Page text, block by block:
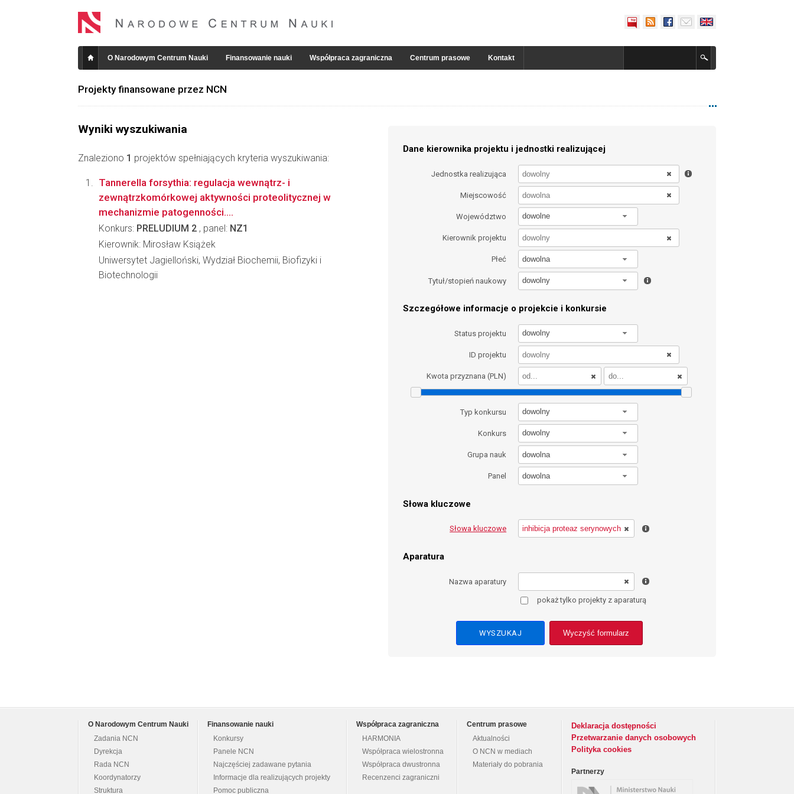
O Narodowym Centrum Nauki Finansowanie nauki Współpraca zagraniczna Centrum prasowe Kontakt
Projekty finansowane przez NCN
Wyniki wyszukiwania
Znaleziono 1 projektów spełniających kryteria wyszukiwania:
Dane kierownika projektu i jednostki realizującej
Jednostka realizująca
Miejscowość
Województwo dowolne
Kierownik projektu
Płeć dowolna
Tytuł/stopień naukowy dowolny
Szczegółowe informacje o projekcie i konkursie
Status projektu dowolny
ID projektu
Kwota przyznana (PLN)
Typ konkursu dowolny
Konkurs dowolny
Grupa nauk dowolna
Panel dowolna
Słowa kluczowe
Słowa kluczowe
Aparatura
Nazwa aparatury
pokaż tylko projekty z aparaturą
Wyczyść formularz
Tannerella forsythia: regulacja wewnątrz- i
zewnątrzkomórkowej aktywności proteolitycznej w
mechanizmie patogenności....
Konkurs: PRELUDIUM 2 , panel: NZ1
Kierownik: Mirosław Książek
Uniwersytet Jagielloński, Wydział Biochemii, Biofizyki i
Biotechnologii
O Narodowym Centrum Nauki
Zadania NCN
Dyrekcja
Rada NCN
Koordynatorzy
Struktura
Finansowanie nauki
Konkursy
Panele NCN
Najczęściej zadawane pytania
Informacje dla realizujących projekty
Pomoc publiczna
Współpraca zagraniczna
HARMONIA
Współpraca wielostronna
Współpraca dwustronna
Recenzenci zagraniczni
Centrum prasowe
Aktualności
O NCN w mediach
Materiały do pobrania
Deklaracja dostępności
Przetwarzanie danych osobowych
Polityka cookies
Partnerzy